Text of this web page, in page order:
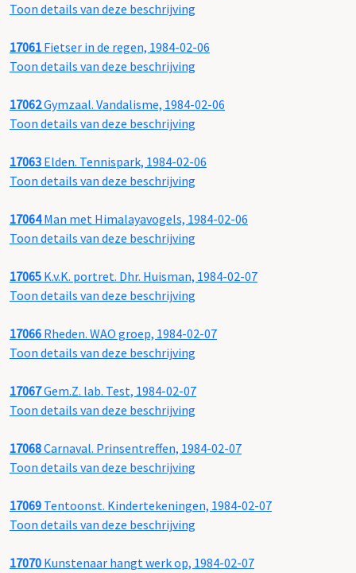
Toon details van deze beschrijving
17061 Fietser in de regen, 1984-02-06
Toon details van deze beschrijving
17062Gymzaal. Vandalisme, 1984-02-06
Toon details van deze beschrijving
17063 Elden. Tennispark, 1984-02-06
Toon details van deze beschrijving
17064Man met Himalayavogels, 1984-02-06
Toon details van deze beschrijving
17065 K.v.K. portret. Dhr. Huisman, 1984-02-07
Toon details van deze beschrijving
17066 Rheden. WAO groep, 1984-02-07
Toon details van deze beschrijving
17067Gem.Z. lab. Test, 1984-02-07
Toon details van deze beschrijving
17068Carnaval. Prinsentreffen, 1984-02-07
Toon details van deze beschrijving
17069 Tentoonst. Kindertekeningen, 1984-02-07
Toon details van deze beschrijving
17070 Kunstenaar hangt werk op, 1984-02-07